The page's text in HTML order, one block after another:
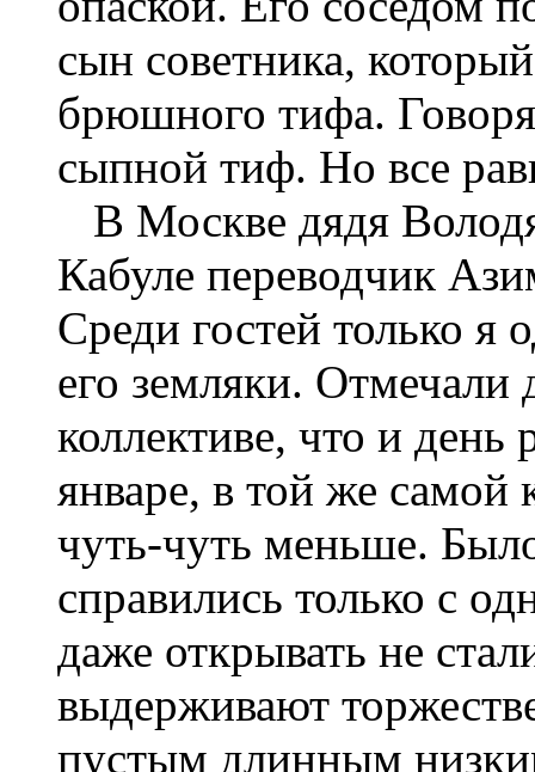
сын советника,
брюшного тифа.
сыпной тиф. Но все
В Москве дядя
Кабуле переводчик
Среди гостей только я
его земляки.
коллективе, что и
январе, в той же самой
чуть-чуть меньше.
справились только с
даже открывать не
выдерживают
пустым длинным